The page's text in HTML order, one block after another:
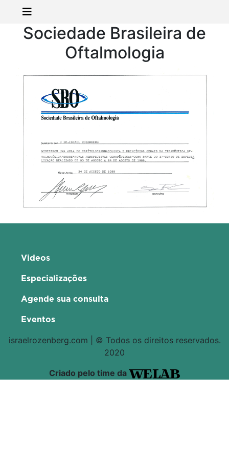
Sociedade Brasileira de
Oftalmologia
Videos
Especializações
Agende sua consulta
Eventos
israelrozenberg.com | © Todos os direitos reservados.
2020
Criado pelo time da